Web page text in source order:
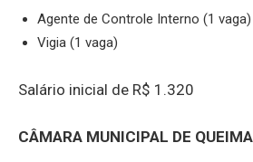
Agente de Controle Interno (1 vaga)
Vigia (1 vaga)
Salário inicial de R$ 1.320
CÂMARA MUNICIPAL DE